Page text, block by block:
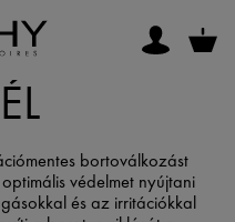
bortoválkozást
védelmet nyújtani
és az irritációkkal